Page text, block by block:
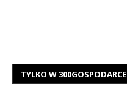
TYLKO W 300GOSPODARCE